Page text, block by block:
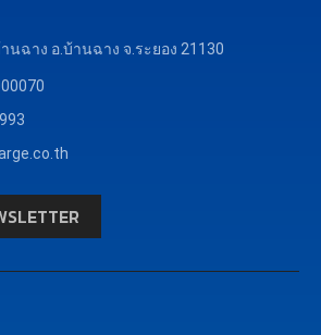
นฉาง อ.บ้านฉาง จ.ระยอง 21130